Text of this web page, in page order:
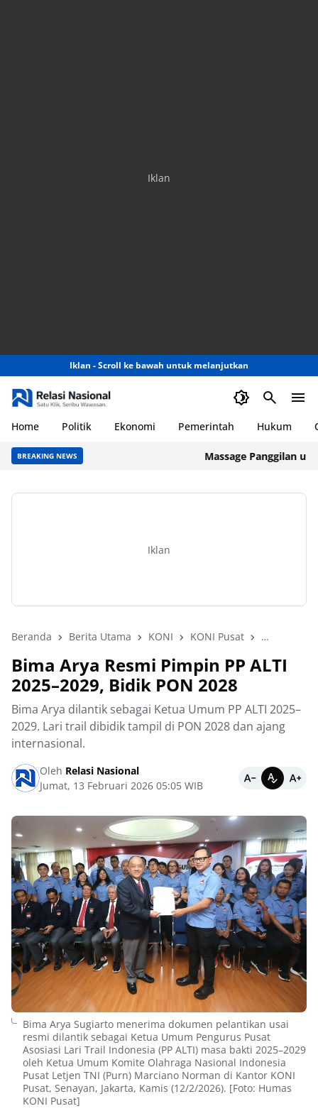
Iklan
Iklan - Scroll ke bawah untuk melanjutkan
Home Politik Ekonomi Pemerintah Hukum
BREAKING NEWS Massage Panggilan untuk
Iklan
Beranda Berita Utama KONI KONI Pusat Lari Trail
Bima Arya Resmi Pimpin PP ALTI
2025–2029, Bidik PON 2028
Bima Arya dilantik sebagai Ketua Umum PP ALTI 2025–
2029. Lari trail dibidik tampil di PON 2028 dan ajang
internasional.
Oleh Relasi Nasional
Jumat, 13 Februari 2026 05:05 WIB
Bima Arya Sugiarto menerima dokumen pelantikan usai
resmi dilantik sebagai Ketua Umum Pengurus Pusat
Asosiasi Lari Trail Indonesia (PP ALTI) masa bakti 2025–2029
oleh Ketua Umum Komite Olahraga Nasional Indonesia
Pusat Letjen TNI (Purn) Marciano Norman di Kantor KONI
Pusat, Senayan, Jakarta, Kamis (12/2/2026). [Foto: Humas
KONI Pusat]